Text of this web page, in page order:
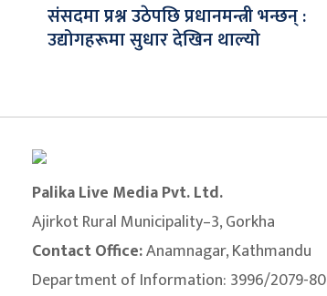
संसदमा प्रश्न उठेपछि प्रधानमन्त्री भन्छन् :
उद्योगहरूमा सुधार देखिन थाल्यो
Palika Live Media Pvt. Ltd.
Ajirkot Rural Municipality–3, Gorkha
Contact Office:Anamnagar, Kathmandu
Department of Information: 3996/2079-80